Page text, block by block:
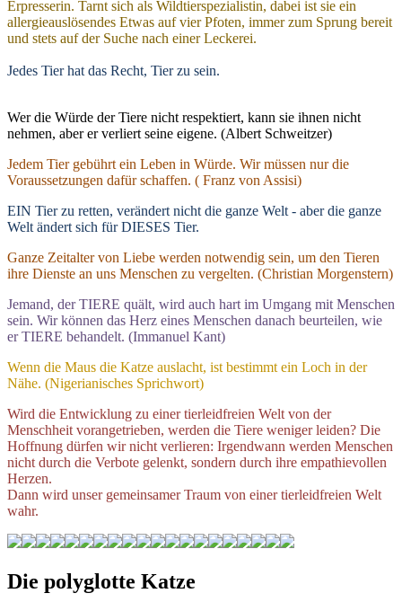
Erpresserin. Tarnt sich als Wildtierspezialistin, dabei ist sie ein
allergieauslösendes Etwas auf vier Pfoten, immer zum Sprung bereit
und stets auf der Suche nach einer Leckerei.
Jedes Tier hat das Recht, Tier zu sein.
Wer die Würde der Tiere nicht respektiert, kann sie ihnen nicht
nehmen, aber er verliert seine eigene. (Albert Schweitzer)
Jedem Tier gebührt ein Leben in Würde. Wir müssen nur die
Voraussetzungen dafür schaffen. ( Franz von Assisi)
EIN Tier zu retten, verändert nicht die ganze Welt - aber die ganze
Welt ändert sich für DIESES Tier.
Ganze Zeitalter von Liebe werden notwendig sein, um den Tieren
ihre Dienste an uns Menschen zu vergelten. (Christian Morgenstern)
Jemand, der TIERE quält, wird auch hart im Umgang mit Menschen
sein. Wir können das Herz eines Menschen danach beurteilen, wie
er TIERE behandelt. (Immanuel Kant)
Wenn die Maus die Katze auslacht, ist bestimmt ein Loch in der
Nähe. (Nigerianisches Sprichwort)
Wird die Entwicklung zu einer tierleidfreien Welt von der
Menschheit vorangetrieben, werden die Tiere weniger leiden? Die
Hoffnung dürfen wir nicht verlieren: Irgendwann werden Menschen
nicht durch die Verbote gelenkt, sondern durch ihre empathievollen
Herzen.
Dann wird unser gemeinsamer Traum von einer tierleidfreien Welt
wahr.
Die polyglotte Katze